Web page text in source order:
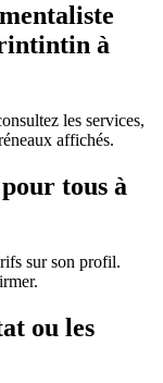
à
les services,
affichés.
tous à
sur son profil.
ou les